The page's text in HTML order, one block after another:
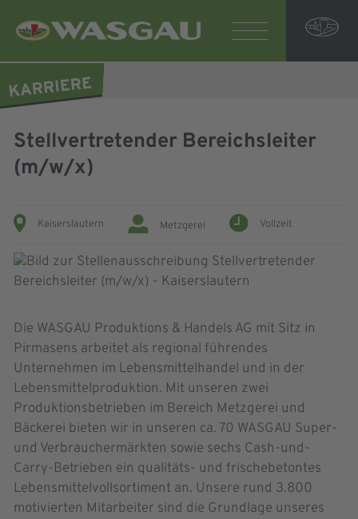
Stellvertretender Bereichsleiter
(m/w/x)
Kaiserslautern Metzgerei Vollzeit
Die WASGAU Produktions & Handels AG mit Sitz in
Pirmasens arbeitet als regional führendes
Unternehmen im Lebensmittelhandel und in der
Lebensmittelproduktion. Mit unseren zwei
Produktionsbetrieben im Bereich Metzgerei und
Bäckerei bieten wir in unseren ca. 70 WASGAU Super-
und Verbrauchermärkten sowie sechs Cash-und-
Carry-Betrieben ein qualitäts- und frischebetontes
Lebensmittelvollsortiment an. Unsere rund 3.800
motivierten Mitarbeiter sind die Grundlage unseres